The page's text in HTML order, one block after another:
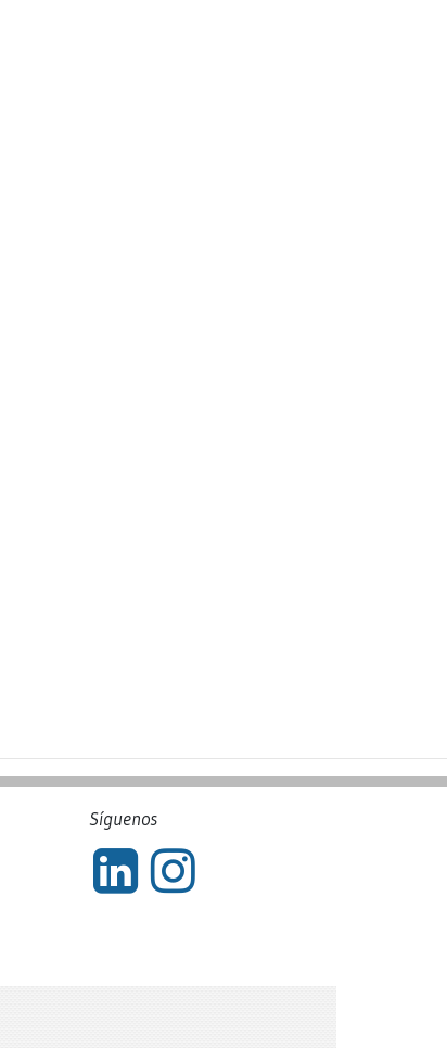
Síguenos